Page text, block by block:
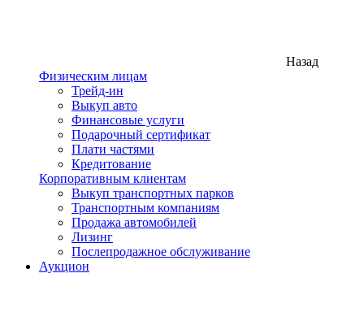
Назад
Физическим лицам
Трейд-ин
Выкуп авто
Финансовые услуги
Подарочный сертификат
Плати частями
Кредитование
Корпоративным клиентам
Выкуп транспортных парков
Транспортным компаниям
Продажа автомобилей
Лизинг
Послепродажное обслуживание
Аукцион